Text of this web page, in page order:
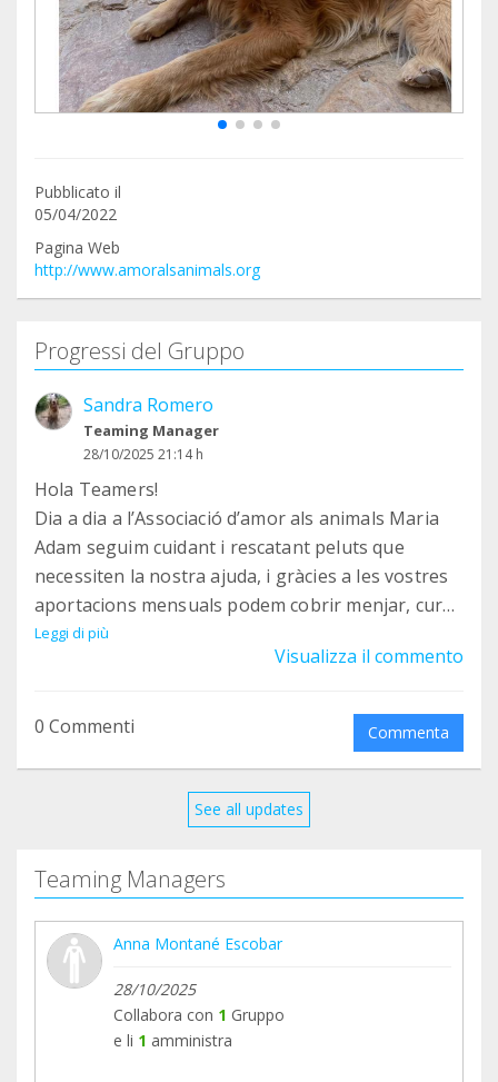
Pubblicato il
05/04/2022
Pagina Web
http://www.amoralsanimals.org
Progressi del Gruppo
Sandra Romero
Teaming Manager
28/10/2025 21:14 h
Hola Teamers!
Dia a dia a l’Associació d’amor als animals Maria
Adam seguim cuidant i rescatant peluts que
necessiten la nostra ajuda, i gràcies a les vostres
aportacions mensuals podem cobrir menjar, cures
veterinàries i llar temporal per a ells.
possible la nostra tasca cada mes!
Leggi di più
Visualizza il commento
0 Commenti Commenta
See all updates
Teaming Managers
Anna Montané Escobar
28/10/2025
Collabora con 1 Gruppo
e li 1 amministra